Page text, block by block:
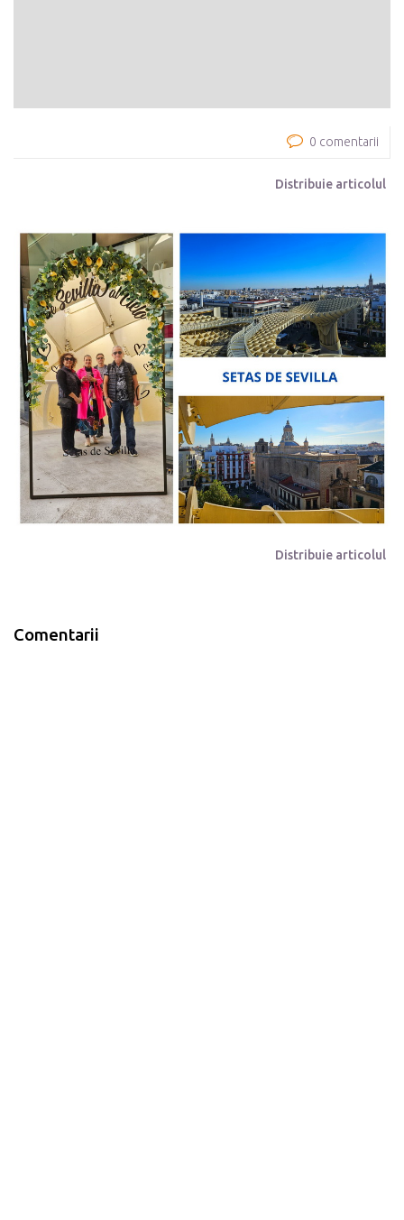
0 comentarii
Distribuie articolul
Distribuie articolul
Comentarii